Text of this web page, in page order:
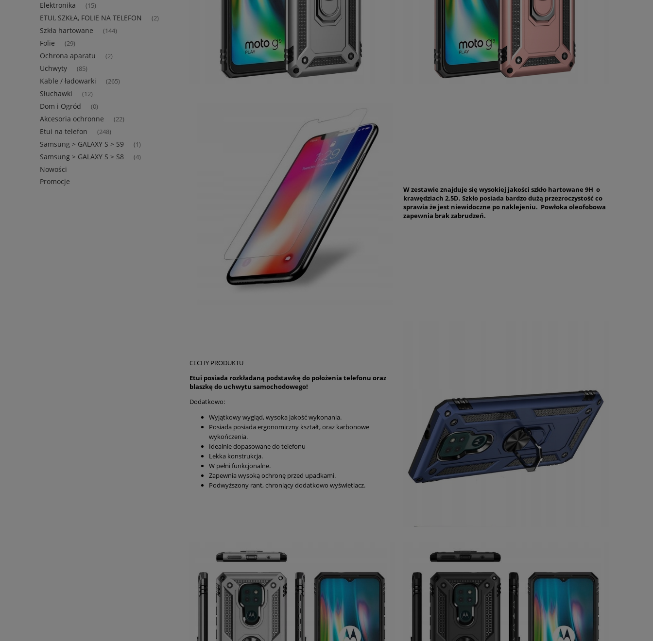
Elektronika (15)
ETUI, SZKŁA, FOLIE NA TELEFON (2)
Szkła hartowane (144)
Folie (29)
Ochrona aparatu (2)
Uchwyty (85)
Kable / ładowarki (265)
Słuchawki (12)
Dom i Ogród (0)
Akcesoria ochronne (22)
Etui na telefon (248)
Samsung > GALAXY S > S9 (1)
Samsung > GALAXY S > S8 (4)
Nowości
Promocje
W zestawie znajduje się wysokiej jakości szkło hartowane 9H o
krawędziach 2,5D. Szkło posiada bardzo dużą przezroczystość co
sprawia że jest niewidoczne po naklejeniu. Powłoka oleofobowa
zapewnia brak zabrudzeń.
CECHY PRODUKTU
Etui posiada rozkładaną podstawkę do położenia telefonu oraz
blaszkę do uchwytu samochodowego!
Dodatkowo:
Wyjątkowy wygląd, wysoka jakość wykonania.
Posiada posiada ergonomiczny kształt, oraz karbonowe
wykończenia.
Idealnie dopasowane do telefonu
Lekka konstrukcja.
W pełni funkcjonalne.
Zapewnia wysoką ochronę przed upadkami.
Podwyższony rant, chroniący dodatkowo wyświetlacz.